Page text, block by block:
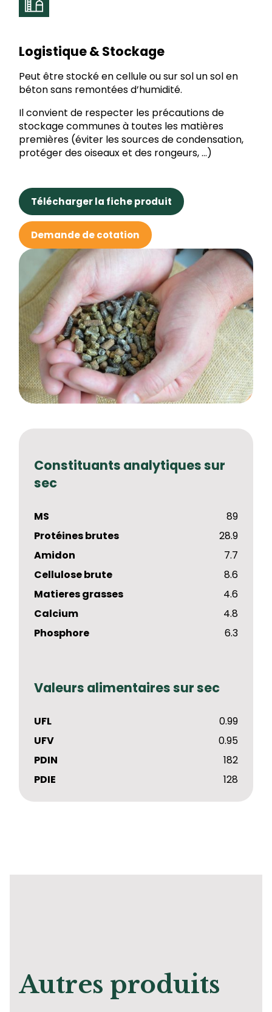
Logistique & Stockage
Peut être stocké en cellule ou sur sol un sol en
béton sans remontées d’humidité.
Il convient de respecter les précautions de
stockage communes à toutes les matières
premières (éviter les sources de condensation,
protéger des oiseaux et des rongeurs, …)
Télécharger la fiche produit
Demande de cotation
Constituants analytiques sur
sec
MS
89
Protéines brutes
28.9
Amidon
7.7
Cellulose brute
8.6
Matieres grasses
4.6
Calcium
4.8
Phosphore
6.3
Valeurs alimentaires sur sec
UFL
0.99
UFV
0.95
PDIN
182
PDIE
128
Autres produits